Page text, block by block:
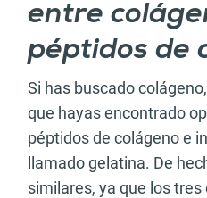
entre
péptidos de
Si has buscado
que hayas encontrado
péptidos de colágeno e
llamado gelatina. De
similares, ya que los